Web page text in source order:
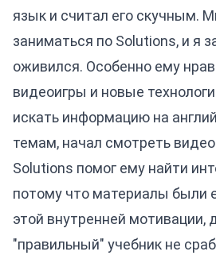
язык и считал его скучным.
заниматься по Solutions, и я
оживился. Особенно ему
видеоигры и новые
искать информацию на
темам, начал смотреть видео
Solutions помог ему найти
потому что материалы были
этой внутренней
"правильный" учебник не